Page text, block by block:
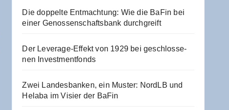
Die dop­pel­te Ent­mach­tung: Wie die BaFin bei
einer Genos­sen­schafts­bank durchgreift
Der Levera­ge-Effekt von 1929 bei geschlos­se­
nen Investmentfonds
Zwei Lan­des­ban­ken, ein Mus­ter: NordLB und
Hela­ba im Visier der BaFin